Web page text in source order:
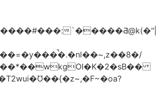
nl��~,z��8�/